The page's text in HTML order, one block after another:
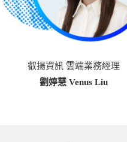
叡揚資訊 雲端業務經理
劉婷慧 Venus Liu